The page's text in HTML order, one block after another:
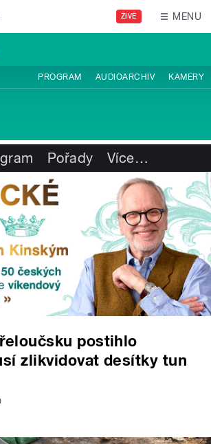
ŽIVĚ MENU
PROGRAM AUDIOARCHIV KAMERY
Pořady Více…
postihlo
zlikvidovat desítky tun